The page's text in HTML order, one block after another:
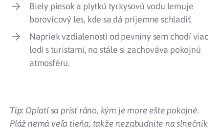
Biely piesok a plytkú tyrkysovú vodu lemuje
borovicový les, kde sa dá príjemne schladiť.
Napriek vzdialenosti od pevniny sem chodí viac
lodí s turistami, no stále si zachováva pokojnú
atmosféru.
Tip: Oplatí sa prísť ráno, kým je more ešte pokojné.
Pláž nemá veľa tieňa, takže nezabudnite na slnečník